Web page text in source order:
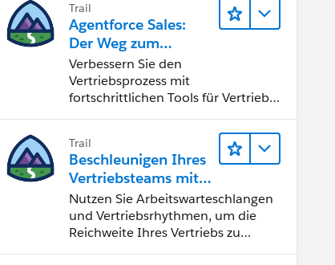
Trail
Agentforce Sales:
Der Weg zum
Vertriebsspezialisten
Verbessern Sie den
Vertriebsprozess mit
fortschrittlichen Tools für Vertrieb
Implementieren Sie strategische
Vertriebsprogramme und schließen
Sie den Lead-zu-Cash-Zyklus
erfolgreich ab.
Trail
Beschleunigen Ihres
Vertriebsteams mit
Sales Engagement
Nutzen Sie Arbeitswarteschlangen
und Vertriebsrhythmen, um die
Reichweite Ihres Vertriebs zu